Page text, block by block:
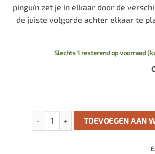
pinguïn zet je in elkaar door de
de juiste volgorde achter elkaar te
Slechts 1 resterend op voorraad
Eugy 3D Model: Toekan aantal
TOEVOEGEN AAN